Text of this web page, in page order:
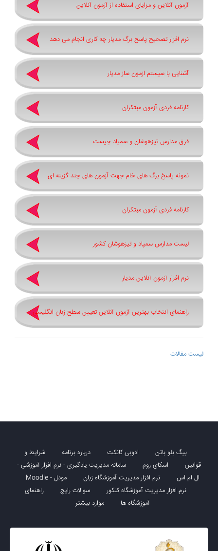
آزمون آنلاین و مزایای استفاده از آزمون آنلاین
نرم افزار تصحیح پاسخ برگ مدیار چه کاری انجام می دهد
آشنایی با سیستم ازمون ساز مدیار
کارنامه فردی آزمون مبتکران
فرق مدارس تیزهوشان و سمپاد چیست
نمونه پاسخ برگ های خام جهت آزمون های چند گزینه ای
کارنامه فردی آزمون مبتکران
لیست مدارس سمپاد و تیزهوشان کشور
نرم افزار آزمون آنلاین مدیار
راهنمای انتخاب بهترین آزمون آنلاین تعیین سطح زبان انگلیسی
لیست مقالات
بیگ بلو باتن ادوبی کانکت درباره برنامه
شرایط و
قوانین
اسکای روم
سامانه مدیریت یادگیری - نرم افزار آموزشی -
ال ام اس
نرم افزار مدیریت آموزشگاه زبان
مودل - Moodle
نرم افزار مدیریت آموزشگاه کنکور
سوالات رایج
راهنمای
آموزشگاه ها
موارد بیشتر